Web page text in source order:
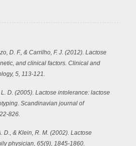
D. F., & Carrilho, F. J. (2012). Lactose
and clinical factors. Clinical and
5, 113-121.
D. (2005). Lactose intolerance: lactose
Scandinavian journal of
826.
D., & Klein, R. M. (2002). Lactose
physician, 65(9), 1845-1860.